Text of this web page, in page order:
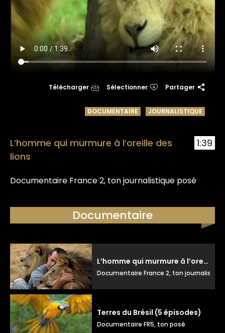
L’homme qui murmure à l’oreille des
lions
1:39
Documentaire France 2, ton journalistique posé
Télécharger Sélectionner Partager
DOCUMENTAIRE JOURNALISTIQUE
Documentaire
L’homme qui murmure à l’oreille des lions
Documentaire France 2, ton
Terres du Brésil (5 épisodes)
Documentaire FR5, ton posé